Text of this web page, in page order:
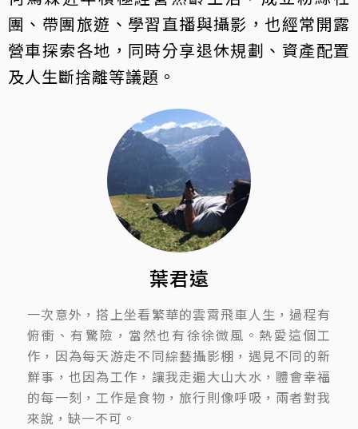
團、帶團旅遊、學習直播與攝影，也經常開露
營車探索各地，同時分享退休規劃、資產配置
及人生斷捨離等議題。
葉君遠
一次意外，搭上坐看繁華的雲霄飛車人生，過程有
俯衝、有驚險，當然也有徐徐微風。熱愛這個工
作，因為每天游走不同綜藝攝影棚，遇見不同的新
鮮事，也因為工作，讓我走遍大山大水，體會幸福
的每一刻，工作是食物，旅行則像呼吸，兩者對我
來說，缺一不可。